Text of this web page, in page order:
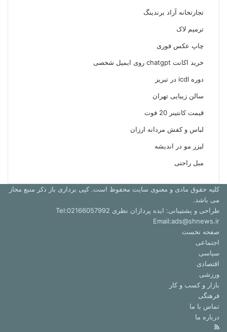
تجارتخانه آراد برندینگ
ترمیم لاک
چاپ عکس فوری
خرید اکانت chatgpt روی ایمیل شخصی
دوره icdl در تبریز
سالن زیبایی تهران
قیمت کانتینر 20 فوت
لباس و کفش مردانه ارزان
لیزر مو در اندیشه
مبل راحتی
کلیه حقوق مادی و معنوی سایت محفوظ است. کپی برداری باز ذکر منبع مجاز
می باشد.
طراحی و پشتیبانی: ایده پردازان نظری Tel:02166057992
Email:ads@shnews.ir
صفحه نخست
اجتماعی
سیاسی
اقتصادی
ورزشی
بازار و کسب و کار
فرهنگی
تماس با ما
درباره ما